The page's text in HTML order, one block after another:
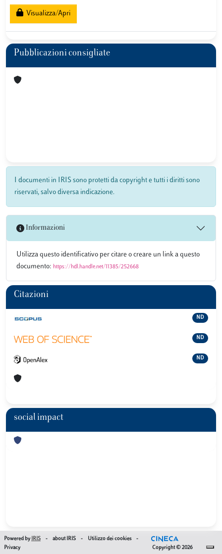
Visualizza/Apri
Pubblicazioni consigliate
I documenti in IRIS sono protetti da copyright e tutti i diritti sono
riservati, salvo diversa indicazione.
Informazioni
Utilizza questo identificativo per citare o creare un link a questo
documento: https://hdl.handle.net/11385/252668
Citazioni
ND
ND
ND
social impact
Powered by IRIS - about IRIS - Utilizzo dei cookies
-
Privacy
Copyright © 2026